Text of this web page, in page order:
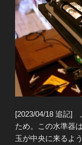
[2023/04/18 追記]
ため。この水準器
玉が中央に来るよ